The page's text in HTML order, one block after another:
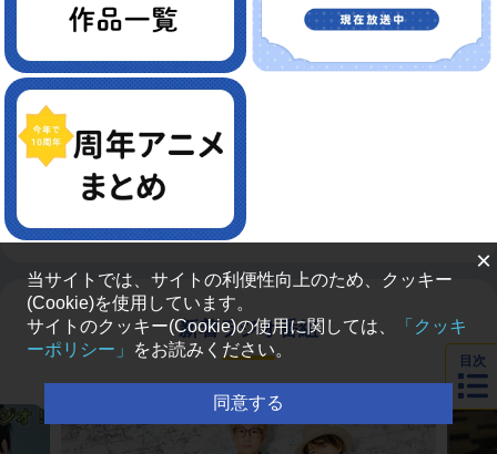
新着ラジオ番組
目次
×
当サイトでは、サイトの利便性向上のため、クッキー
(Cookie)を使用しています。
サイトのクッキー(Cookie)の使用に関しては、
「クッキ
ーポリシー」
をお読みください。
同意する